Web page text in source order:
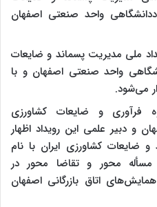
واحد صنعتی اصفهان
ملی مدیریت پسماند و ضایعات
واحد صنعتی اصفهان و با
می‌شود.
فرآوری و ضایعات کشاورزی
و دبیر علمی این رویداد اظهار
ضایعات کشاورزی ایران با نام
محور و تقاضا محور در
و در سالن همایش‌های اتاق بازرگانی اصفهان